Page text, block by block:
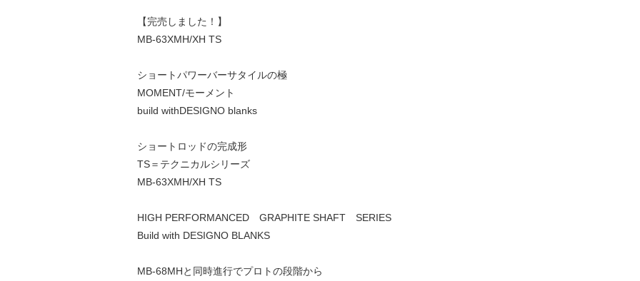
【完売しました！】
MB-63XMH/XH TS
ショートパワーバーサタイルの極
MOMENT/モーメント
build withDESIGNO blanks
ショートロッドの完成形
TS＝テクニカルシリーズ
MB-63XMH/XH TS
HIGH PERFORMANCED GRAPHITE SHAFT SERIES
Build with DESIGNO BLANKS
MB-68MHと同時進行でプロトの段階から